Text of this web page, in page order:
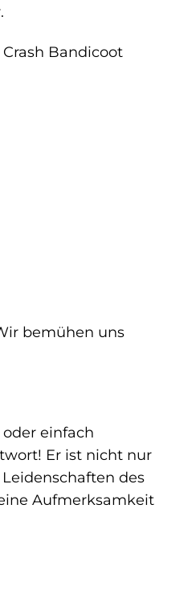
Bandicoot
bemühen uns
einfach
Er ist nicht nur
des
Aufmerksamkeit